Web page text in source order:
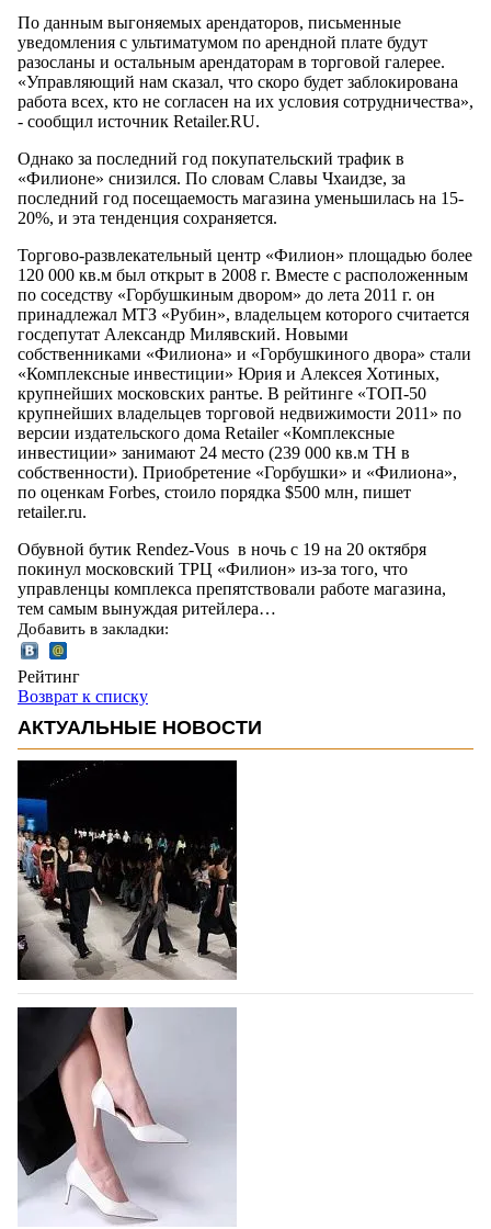
По данным выгоняемых арендаторов, письменные
уведомления с ультиматумом по арендной плате будут
разосланы и остальным арендаторам в торговой галерее.
«Управляющий нам сказал, что скоро будет заблокирована
работа всех, кто не согласен на их условия сотрудничества»,
- сообщил источник Retailer.RU.
Однако за последний год покупательский трафик в
«Филионе» снизился. По словам Славы Чхаидзе, за
последний год посещаемость магазина уменьшилась на 15-
20%, и эта тенденция сохраняется.
Торгово-развлекательный центр «Филион» площадью более
120 000 кв.м был открыт в 2008 г. Вместе с расположенным
по соседству «Горбушкиным двором» до лета 2011 г. он
принадлежал МТЗ «Рубин», владельцем которого считается
госдепутат Александр Милявский. Новыми
собственниками «Филиона» и «Горбушкиного двора» стали
«Комплексные инвестиции» Юрия и Алексея Хотиных,
крупнейших московских рантье. В рейтинге «ТОП-50
крупнейших владельцев торговой недвижимости 2011» по
версии издательского дома Retailer «Комплексные
инвестиции» занимают 24 место (239 000 кв.м ТН в
собственности). Приобретение «Горбушки» и «Филиона»,
по оценкам Forbes, стоило порядка $500 млн, пишет
retailer.ru.
Обувной бутик Rendez-Vous в ночь с 19 на 20 октября
покинул московский ТРЦ «Филион» из-за того, что
управленцы комплекса препятствовали работе магазина,
тем самым вынуждая ритейлера…
Добавить в закладки:
Рейтинг
Возврат к списку
АКТУАЛЬНЫЕ НОВОСТИ
На участие в Московской неделе моды
подано 1047 заявок
На участие в седьмой Московской неделе моды,
которая пройдет в российской столице с 26 сентября
по 1 октября, уже подано 1047 заявок. Примерно
половину из них (494) прислали дизайнеры,
коллекции которых не были представлены в…